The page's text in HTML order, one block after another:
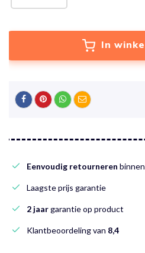
In
Eenvoudig retourneren
Laagste prijs garantie
2 jaargarantie op product
Klantbeoordeling van 8,4